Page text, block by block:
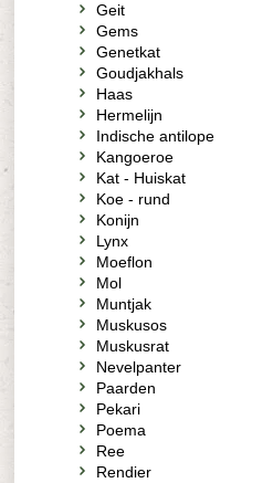
Geit
Gems
Genetkat
Goudjakhals
Haas
Hermelijn
Indische antilope
Kangoeroe
Kat - Huiskat
Koe - rund
Konijn
Lynx
Moeflon
Mol
Muntjak
Muskusos
Muskusrat
Nevelpanter
Paarden
Pekari
Poema
Ree
Rendier